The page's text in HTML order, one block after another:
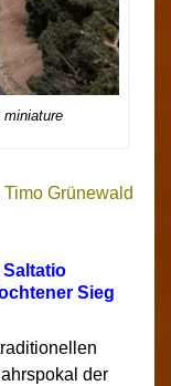
miniature
Timo Grünewald
Saltatio
Sieg
der